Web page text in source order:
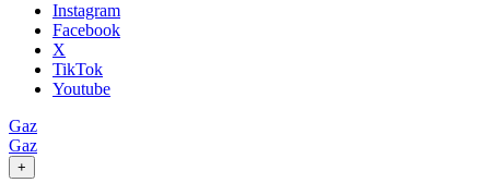
Instagram
Facebook
X
TikTok
Youtube
Gaz
Gaz
+